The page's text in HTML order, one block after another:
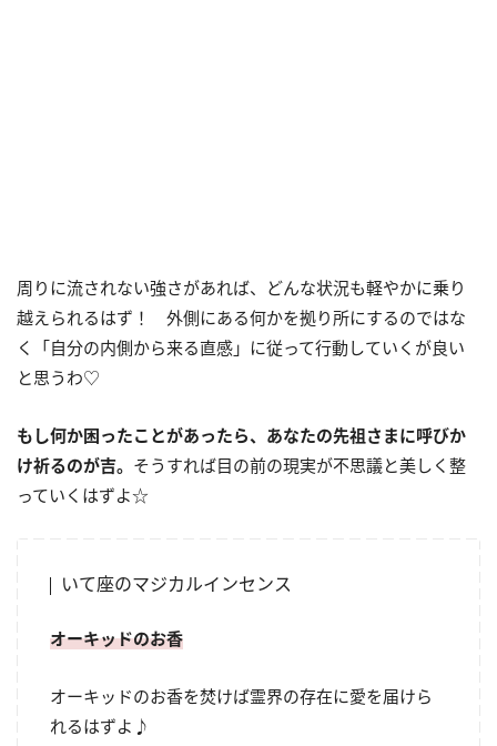
周りに流されない強さがあれば、どんな状況も軽やかに乗り
越えられるはず！ 外側にある何かを拠り所にするのではな
く「自分の内側から来る直感」に従って行動していくが良い
と思うわ♡
もし何か困ったことがあったら、あなたの先祖さまに呼びか
け祈るのが吉。 そうすれば目の前の現実が不思議と美しく整
っていくはずよ☆
いて座のマジカルインセンス
オーキッドのお香
オーキッドのお香を焚けば霊界の存在に愛を届けら
れるはずよ♪